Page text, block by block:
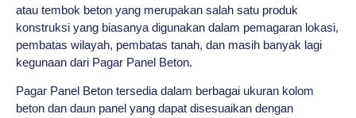
atau tembok beton yang merupakan salah satu produk
konstruksi yang biasanya digunakan dalam pemagaran lokasi,
pembatas wilayah, pembatas tanah, dan masih banyak lagi
kegunaan dari Pagar Panel Beton.
Pagar Panel Beton tersedia dalam berbagai ukuran kolom
beton dan daun panel yang dapat disesuaikan dengan